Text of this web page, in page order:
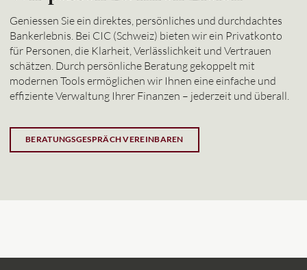
Geniessen Sie ein direktes, persönliches und durchdachtes
Bankerlebnis. Bei CIC (Schweiz) bieten wir ein Privatkonto
für Personen, die Klarheit, Verlässlichkeit und Vertrauen
schätzen. Durch persönliche Beratung gekoppelt mit
modernen Tools ermöglichen wir Ihnen eine einfache und
effiziente Verwaltung Ihrer Finanzen – jederzeit und überall.
BERATUNGSGESPRÄCH VEREINBAREN